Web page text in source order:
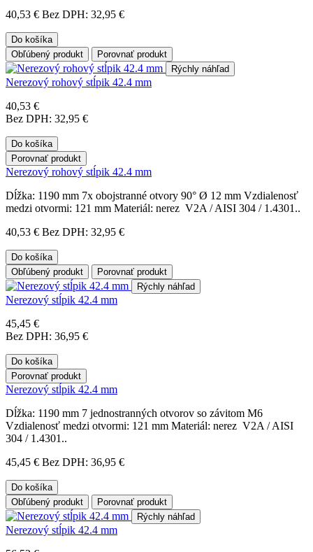
40,53 € Bez DPH: 32,95 €
Do košíka
Obľúbený produkt
Porovnať produkt
Rýchly náhľad
Nerezový rohový stĺpik 42.4 mm
40,53 €
Bez DPH: 32,95 €
Do košíka
Porovnať produkt
Nerezový rohový stĺpik 42.4 mm
Dĺžka: 1190 mm 7x obojstranné otvory 90° Ø 12 mm Vzdialenosť
medzi otvormi: 121 mm Materiál: nerez V2A / AISI 304 / 1.4301..
40,53 € Bez DPH: 32,95 €
Do košíka
Obľúbený produkt
Porovnať produkt
Rýchly náhľad
Nerezový stĺpik 42.4 mm
45,45 €
Bez DPH: 36,95 €
Do košíka
Porovnať produkt
Nerezový stĺpik 42.4 mm
Dĺžka: 1190 mm 7 jednostranných otvorov so závitom M6
Vzdialenosť medzi otvormi: 121 mm Materiál: nerez V2A / AISI
304 / 1.4301..
45,45 € Bez DPH: 36,95 €
Do košíka
Obľúbený produkt
Porovnať produkt
Rýchly náhľad
Nerezový stĺpik 42.4 mm